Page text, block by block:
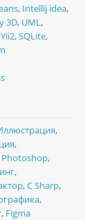
, Intellij idea,
3D, UML,
Yii2,SQLite,
,
,
Photoshop,
,
,C Sharp,
,
, Figma